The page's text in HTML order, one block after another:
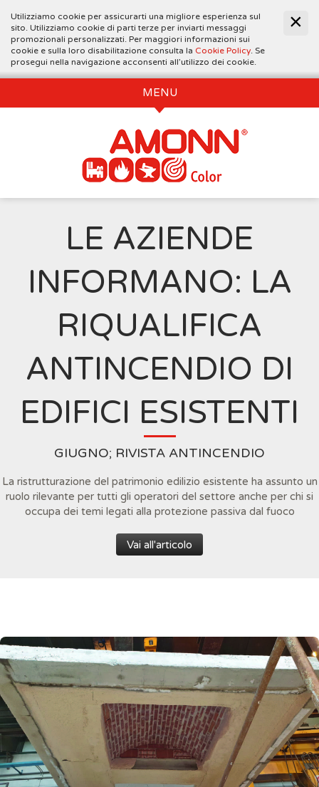
Utilizziamo cookie per assicurarti una migliore esperienza sul
sito. Utilizziamo cookie di parti terze per inviarti messaggi
promozionali personalizzati. Per maggiori informazioni sui
cookie e sulla loro disabilitazione consulta la Cookie Policy. Se
prosegui nella navigazione acconsenti all’utilizzo dei cookie.
MENU
LE AZIENDE
INFORMANO: LA
RIQUALIFICA
ANTINCENDIO DI
EDIFICI ESISTENTI
GIUGNO; RIVISTA ANTINCENDIO
La ristrutturazione del patrimonio edilizio esistente ha assunto un
ruolo rilevante per tutti gli operatori del settore anche per chi si
occupa dei temi legati alla protezione passiva dal fuoco
Vai all'articolo